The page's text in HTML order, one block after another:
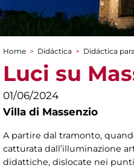
You are here
Home > Didáctica > Didáctica
Luci su
01/06/2024
Villa di Massenzio
A partire dal tramonto,
catturata dall’illuminazione
didattiche, dislocate nei